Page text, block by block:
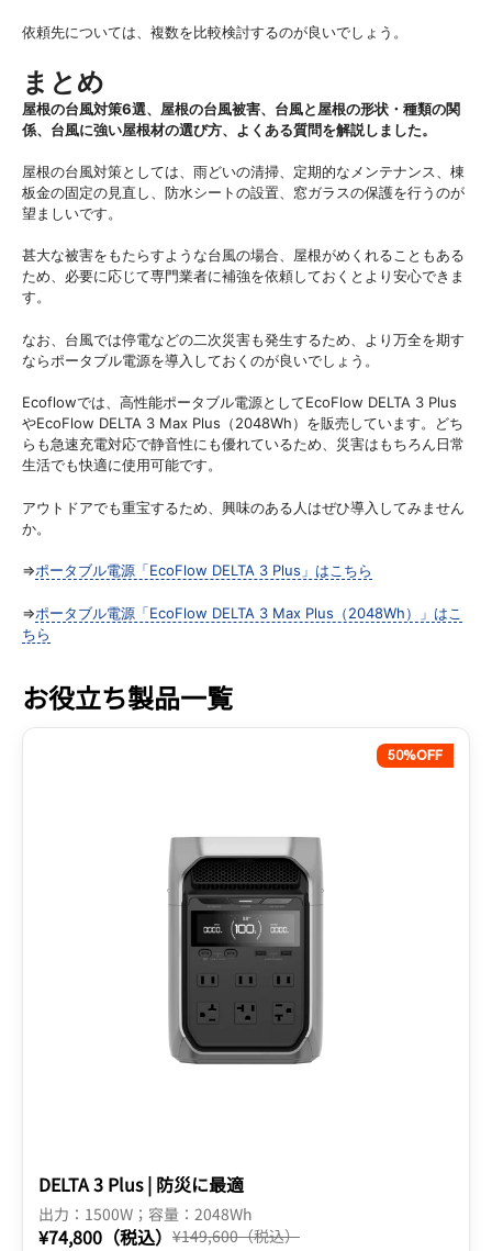
依頼先については、複数を比較検討するのが良いでしょう。
まとめ
屋根の台風対策6選、屋根の台風被害、台風と屋根の形状・種類の関
係、台風に強い屋根材の選び方、よくある質問を解説しました。
屋根の台風対策としては、雨どいの清掃、定期的なメンテナンス、棟
板金の固定の見直し、防水シートの設置、窓ガラスの保護を行うのが
望ましいです。
甚大な被害をもたらすような台風の場合、屋根がめくれることもある
ため、必要に応じて専門業者に補強を依頼しておくとより安心できま
す。
なお、台風では停電などの二次災害も発生するため、より万全を期す
ならポータブル電源を導入しておくのが良いでしょう。
Ecoflowでは、高性能ポータブル電源としてEcoFlow DELTA 3 Plus
やEcoFlow DELTA 3 Max Plus（2048Wh）を販売しています。どち
らも急速充電対応で静音性にも優れているため、災害はもちろん日常
生活でも快適に使用可能です。
アウトドアでも重宝するため、興味のある人はぜひ導入してみません
か。
⇒ポータブル電源「EcoFlow DELTA 3 Plus」はこちら
⇒ポータブル電源「EcoFlow DELTA 3 Max Plus（2048Wh）」はこ
ちら
お役立ち製品一覧
50%OFF
DELTA 3 Plus | 防災に最適
出力：1500W；容量：2048Wh
¥74,800 （税込） ¥149,600（税込）